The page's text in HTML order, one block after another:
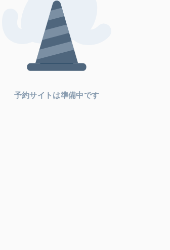
予約サイトは準備中です